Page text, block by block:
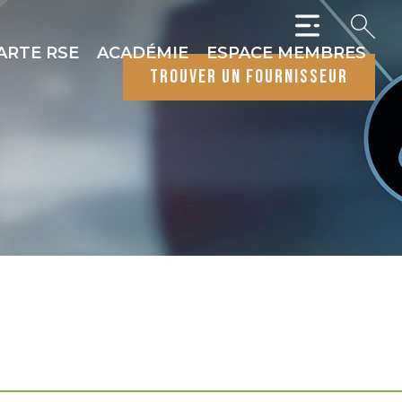
RSE ACADÉMIE ESPACE MEMBRES
trouver un fournisseur